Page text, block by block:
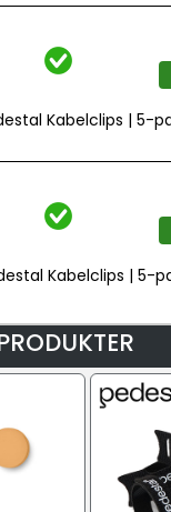
Kabelclips | 5-
Kabelclips | 5-